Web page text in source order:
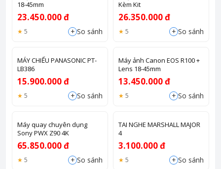
18-45mm
23.450.000 đ
5 + So sánh
Kèm Kit
26.350.000 đ
5 + So sánh
MÁY CHIẾU PANASONIC PT-
LB386
15.900.000 đ
5 + So sánh
Máy ảnh Canon EOS R100 +
Lens 18-45mm
13.450.000 đ
5 + So sánh
Máy quay chuyên dụng
Sony PWX Z90 4K
65.850.000 đ
5 + So sánh
TAI NGHE MARSHALL MAJOR
4
3.100.000 đ
5 + So sánh